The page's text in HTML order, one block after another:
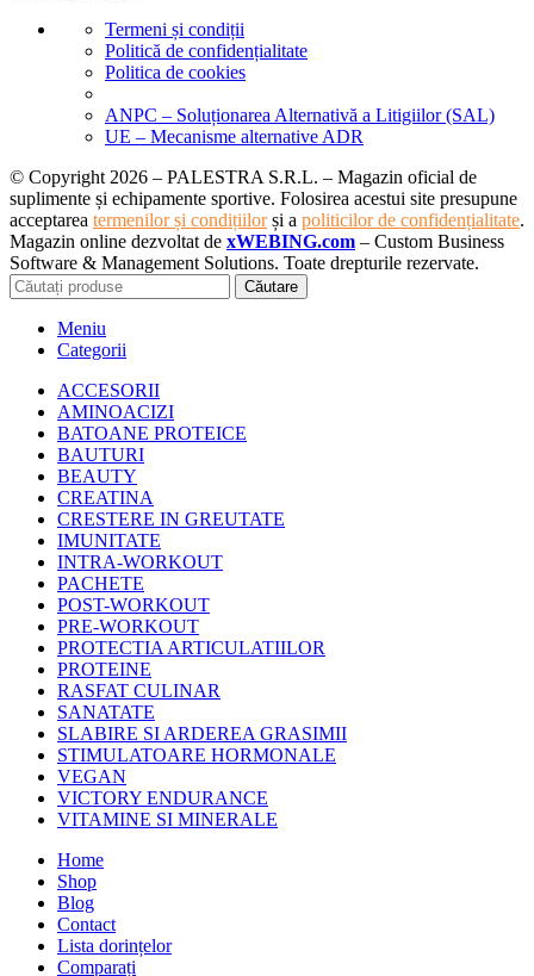
Termeni și condiții
Politică de confidențialitate
Politica de cookies
ANPC – Soluționarea Alternativă a Litigiilor (SAL)
UE – Mecanisme alternative ADR
© Copyright 2026 – PALESTRA S.R.L. – Magazin oficial de
suplimente și echipamente sportive. Folosirea acestui site presupune
acceptarea termenilor și condițiilorși a politicilor de confidențialitate.
Magazin online dezvoltat de xWEBING.com – Custom Business
Software & Management Solutions. Toate drepturile rezervate.
Căutare
Meniu
Categorii
ACCESORII
AMINOACIZI
BATOANE PROTEICE
BAUTURI
BEAUTY
CREATINA
CRESTERE IN GREUTATE
IMUNITATE
INTRA-WORKOUT
PACHETE
POST-WORKOUT
PRE-WORKOUT
PROTECTIA ARTICULATIILOR
PROTEINE
RASFAT CULINAR
SANATATE
SLABIRE SI ARDEREA GRASIMII
STIMULATOARE HORMONALE
VEGAN
VICTORY ENDURANCE
VITAMINE SI MINERALE
Home
Shop
Blog
Contact
Lista dorințelor
Comparați